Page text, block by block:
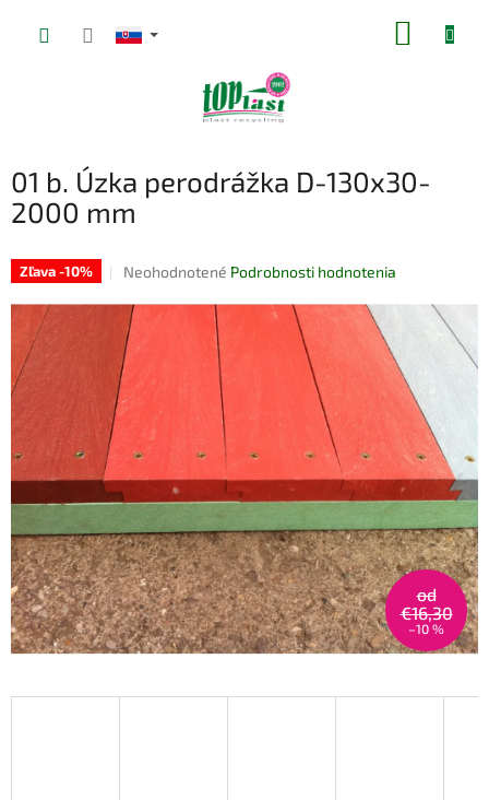
01 b. Úzka perodrážka D-130x30-
2000 mm
Zľava -10%
Priemerné
produktu
je
0,0
z
5
hviezdičiek.
Neohodnotené Podrobnosti hodnotenia
od
€16,30
–10 %